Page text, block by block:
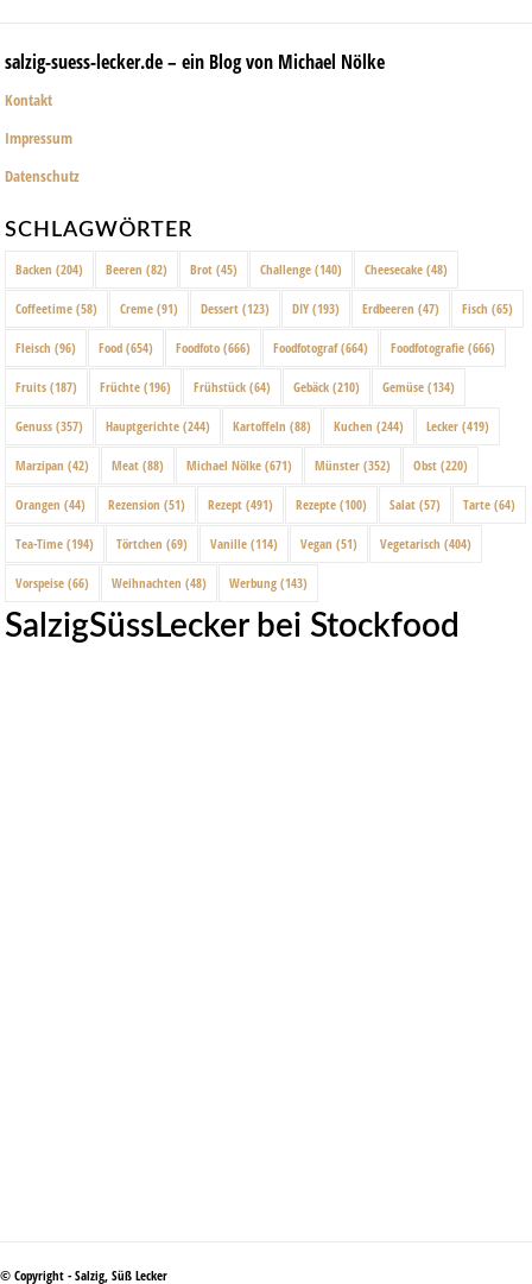
salzig-suess-lecker.de – ein Blog von Michael Nölke
Kontakt
Impressum
Datenschutz
SCHLAGWÖRTER
Backen (204) Beeren (82) Brot (45) Challenge (140) Cheesecake (48)
Coffeetime (58) Creme (91) Dessert (123) DIY (193) Erdbeeren (47) Fisch (65)
Fleisch (96) Food (654) Foodfoto (666) Foodfotograf(664) Foodfotografie (666)
Fruits (187) Früchte (196) Frühstück (64) Gebäck (210) Gemüse (134)
Genuss (357) Hauptgerichte (244) Kartoffeln (88) Kuchen (244) Lecker (419)
Marzipan (42) Meat (88) Michael Nölke (671) Münster (352) Obst (220)
Orangen (44) Rezension (51) Rezept (491) Rezepte (100) Salat (57) Tarte (64)
Tea-Time (194) Törtchen (69) Vanille (114) Vegan (51) Vegetarisch (404)
Vorspeise (66) Weihnachten (48) Werbung (143)
SalzigSüssLecker bei Stockfood
© Copyright - Salzig, Süß Lecker